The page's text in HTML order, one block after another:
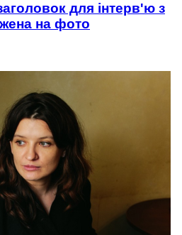
для інтерв'ю з
на фото